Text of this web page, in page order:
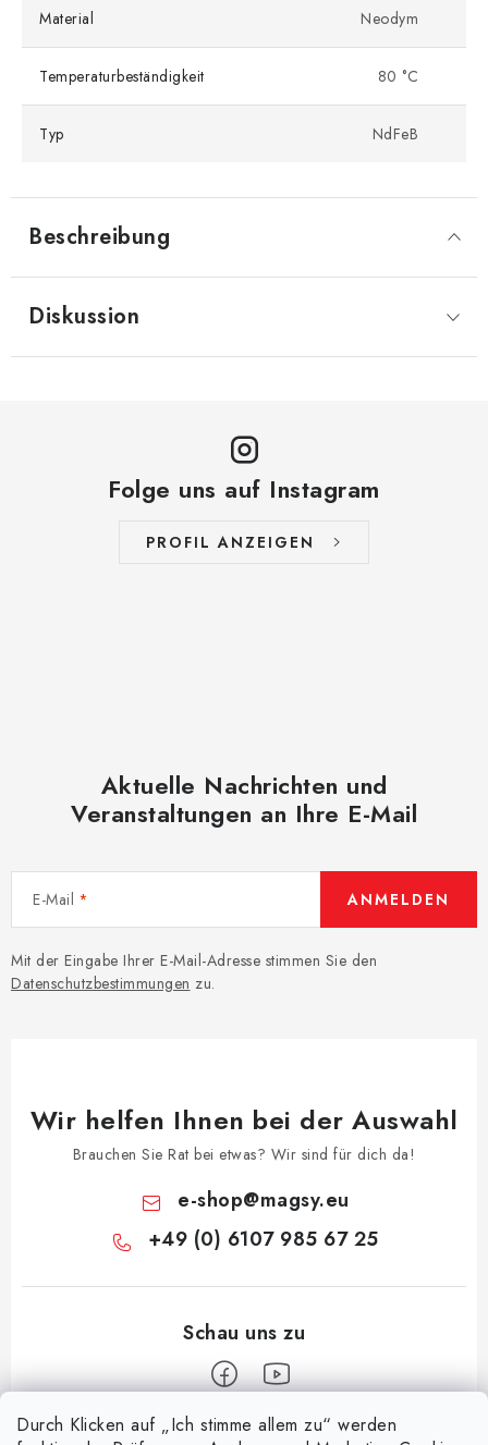
Durch Klicken auf „Ich stimme allem zu“ werden
Beschreibung
Material Neodym
Temperaturbeständigkeit 80 °C
Typ NdFeB
Diskussion
Folge uns auf Instagram
PROFIL ANZEIGEN
Aktuelle Nachrichten und
Veranstaltungen an Ihre E-Mail
E-Mail
Mit der Eingabe Ihrer E-Mail-Adresse stimmen Sie den
Datenschutzbestimmungen zu.
ANMELDEN
Wir helfen Ihnen bei der Auswahl
Brauchen Sie Rat bei etwas? Wir sind für dich da!
e-shop@magsy.eu
+49 (0) 6107 985 67 25